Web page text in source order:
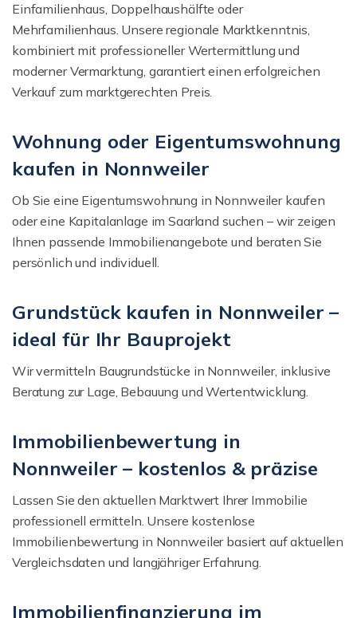
Einfamilienhaus, Doppelhaushälfte oder
Mehrfamilienhaus. Unsere regionale Marktkenntnis,
kombiniert mit professioneller Wertermittlung und
moderner Vermarktung, garantiert einen erfolgreichen
Verkauf zum marktgerechten Preis.
Wohnung oder Eigentumswohnung
kaufen in Nonnweiler
Ob Sie eine Eigentumswohnung in Nonnweiler kaufen
oder eine Kapitalanlage im Saarland suchen – wir zeigen
Ihnen passende Immobilienangebote und beraten Sie
persönlich und individuell.
Grundstück kaufen in Nonnweiler –
ideal für Ihr Bauprojekt
Wir vermitteln Baugrundstücke in Nonnweiler, inklusive
Beratung zur Lage, Bebauung und Wertentwicklung.
Immobilienbewertung in
Nonnweiler – kostenlos & präzise
Lassen Sie den aktuellen Marktwert Ihrer Immobilie
professionell ermitteln. Unsere kostenlose
Immobilienbewertung in Nonnweiler basiert auf aktuellen
Vergleichsdaten und langjähriger Erfahrung.
Immobilienfinanzierung im